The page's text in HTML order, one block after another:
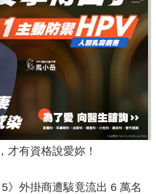
才有資格說愛妳！
5》外掛商遭駭竟流出 6 萬名